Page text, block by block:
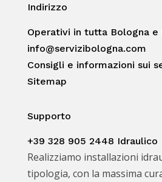
Indirizzo
Operativi in tutta Bologna e
info@servizibologna.com
Consigli e informazioni sui
Sitemap
Supporto
+39 328 905 2448 Idraulico
Realizziamo installazioni
tipologia, con la massima